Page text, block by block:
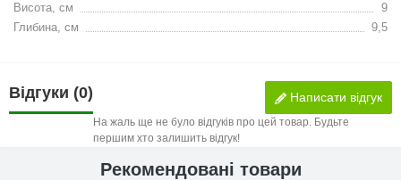
Висота, см
9
Глибина, см
9,5
Відгуки (0) Написати відгук
На жаль ще не було відгуків про цей товар. Будьте
першим хто залишить відгук!
Рекомендовані товари